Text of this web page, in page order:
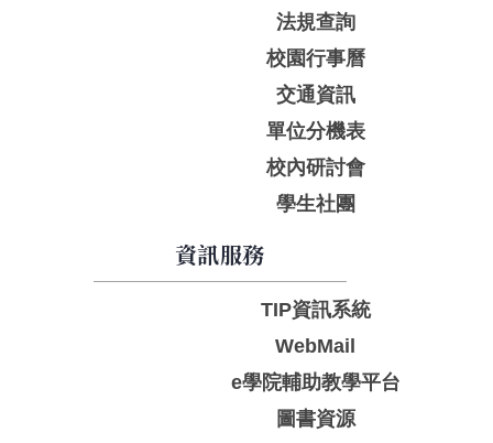
法規查詢
校園行事曆
交通資訊
單位分機表
校內研討會
學生社團
資訊服務
TIP資訊系統
WebMail
e學院輔助教學平台
圖書資源